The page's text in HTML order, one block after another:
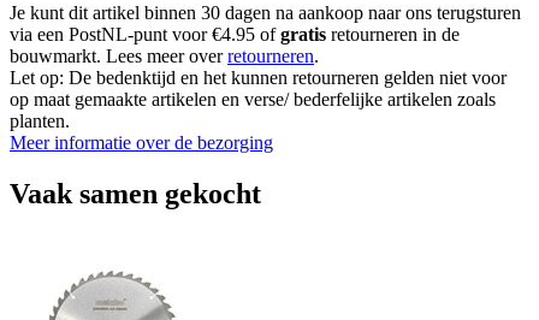
Je kunt dit artikel binnen 30 dagen na aankoop naar ons terugsturen
via een PostNL-punt voor €4.95 ofgratis retourneren in de
bouwmarkt. Lees meer overretourneren.
Let op: De bedenktijd en het kunnen retourneren gelden niet voor
op maat gemaakte artikelen en verse/ bederfelijke artikelen zoals
planten.
Meer informatie over de bezorging
Vaak samen gekocht